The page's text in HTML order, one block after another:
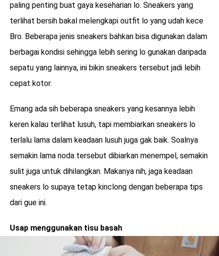
paling penting buat gaya keseharian lo. Sneakers yang
terlihat bersih bakal melengkapi outfit lo yang udah kece
Bro. Beberapa jenis sneakers bahkan bisa digunakan dalam
berbagai kondisi sehingga lebih sering lo gunakan daripada
sepatu yang lainnya, ini bikin sneakers tersebut jadi lebih
cepat kotor.
Emang ada sih beberapa sneakers yang kesannya lebih
keren kalau terlihat lusuh, tapi membiarkan sneakers lo
terlalu lama dalam keadaan lusuh juga gak baik. Soalnya
semakin lama noda tersebut dibiarkan menempel, semakin
sulit juga untuk dihilangkan. Makanya nih, jaga keadaan
sneakers lo supaya tetap kinclong dengan beberapa tips
dari gue ini.
Usap menggunakan tisu basah